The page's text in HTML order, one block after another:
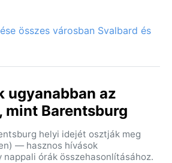
összes városban Svalbard és
ugyanabban az
mint Barentsburg
helyi idejét osztják meg
— hasznos hívások
nappali órák összehasonlításához.